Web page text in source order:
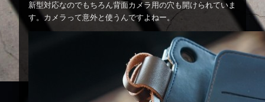
新型対応なのでもちろん背面カメラ用の穴も開けられていま
す。カメラって意外と使うんですよねー。